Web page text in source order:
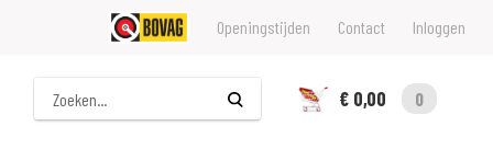
Openingstijden Contact Inloggen
Zoeken
€ 0,00
0